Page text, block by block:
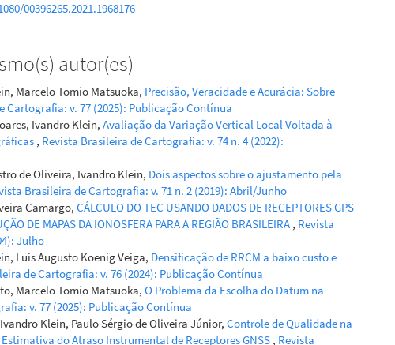
00396265.2021.1968176
Sampaio Suraci, Leonardo Castro de Oliveira, Ivandro Klein,
Minimum L1-Norm Criteria for Outlier Identification in GNSS
Leveling Networks.Journal of Surveying Engineering, 149(4).
JSUED2.SUENG-1452
Santos E.G.(2022-10-01)
of Local Vertical Variation Aimed at the Integrity of Tide
Time Series.Revista Brasileira De Cartografia, 74(4), 1029-1054.
rbcv74n4-66090
autor(es)
Marcelo Tomio Matsuoka, Precisão, Veracidade e Acurácia: Sobre
Cartografia: v. 77 (2025): Publicação Contínua
Ivandro Klein, Avaliação da Variação Vertical Local Voltada à
, Revista Brasileira de Cartografia: v. 74 n. 4 (2022):
de Oliveira, Ivandro Klein, Dois aspectos sobre o ajustamento pela
Brasileira de Cartografia: v. 71 n. 2 (2019): Abril/Junho
Camargo, CÁLCULO DO TEC USANDO DADOS DE RECEPTORES GPS
DE MAPAS DA IONOSFERA PARA A REGIÃO BRASILEIRA , Revista
Julho
Luis Augusto Koenig Veiga, Densificação de RRCM a baixo custo e
de Cartografia: v. 76 (2024): Publicação Contínua
Marcelo Tomio Matsuoka, O Problema da Escolha do Datum na
v. 77 (2025): Publicação Contínua
Klein, Paulo Sérgio de Oliveira Júnior, Controle de Qualidade na
do Atraso Instrumental de Receptores GNSS , Revista